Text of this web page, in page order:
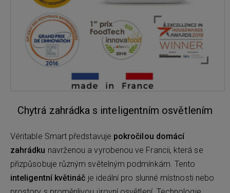
Chytrá zahrádka s inteligentním osvětlením
Véritable Smart představuje pokročilou domácí
zahrádku navrženou a vyrobenou ve Francii, která se
přizpůsobuje různým světelným podmínkám. Tento
inteligentní květináč je ideální pro slunné místnosti nebo